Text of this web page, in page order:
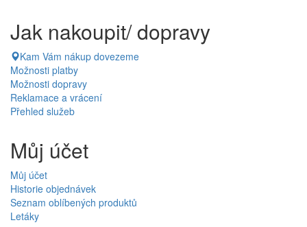
Jak nakoupit/ dopravy
Kam Vám nákup dovezeme
Možnosti platby
Možnosti dopravy
Reklamace a vrácení
Přehled služeb
Můj účet
Můj účet
Historie objednávek
Seznam oblíbených produktů
Letáky